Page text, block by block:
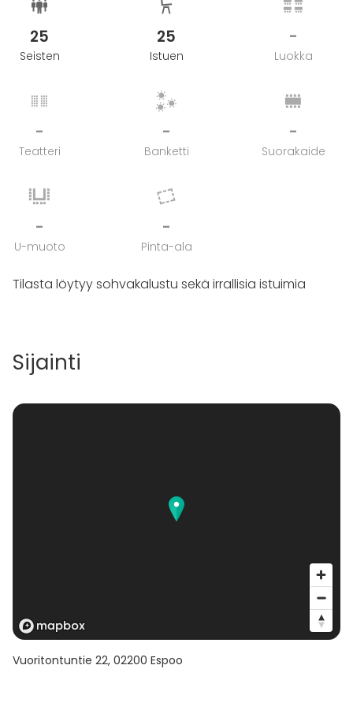
25
Seisten
25
Istuen
-
Luokka
-
Teatteri
-
Banketti
-
Suorakaide
-
U-muoto
-
Pinta-ala
Tilasta löytyy sohvakalustu sekä irrallisia istuimia
Sijainti
Vuoritontuntie 22, 02200 Espoo